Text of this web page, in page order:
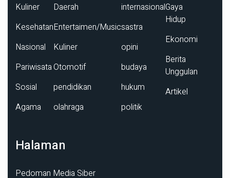
Kuliner
Kesehatan
Nasional
Pariwisata
Sosial
Agama
Daerah
Entertaimen/Music
Kuliner
Otomotif
pendidikan
olahraga
internasional
sastra
opini
budaya
hukum
politik
Gaya
Hidup
Ekonomi
Berita
Unggulan
Artikel
Halaman
Pedoman Media Siber